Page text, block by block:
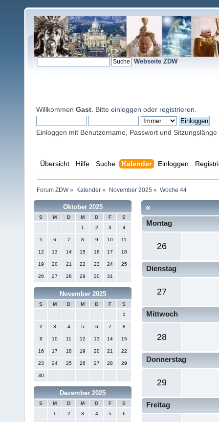
Webseite ZDW
Willkommen Gast . Bitte einloggen oder registrieren
Einloggen mit Benutzername, Passwort und Sitzungslänge
Übersicht Hilfe Suche Kalender Einloggen
Forum ZDW» Kalender » November 2025 » Woche 44
Oktober 2025
S M D M D F
S
1
2 3 4
5 6 7 8 9 10 11
12 13 14 15 16 17 18
19 20 21 22 23 24 25
26 27 28 29 30 31
November 2025
S M D M D F
S
1
2 3 4 5 6 7 8
9 10 11 12 13 14 15
16 17 18 19 20 21 22
23 24 25 26 27 28 29
30
Dezember 2025
S M D M D F
S
1
2 3 4 5 6
«
Montag
26
Dienstag
27
Mittwoch
28
Donnerstag
29
Freitag